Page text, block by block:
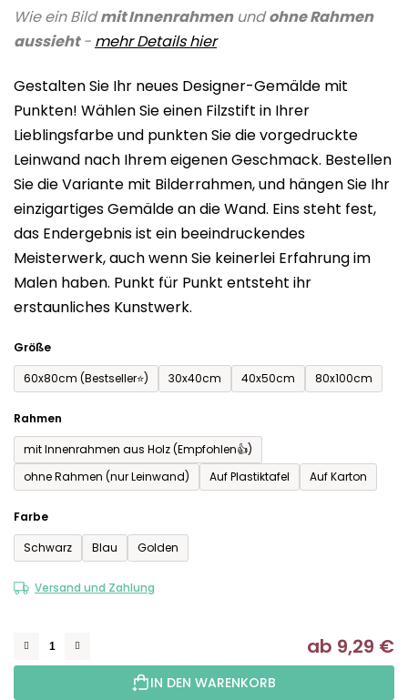
Wie ein Bildmit Innenrahmenundohne Rahmen
aussieht- mehr Detailshier
Gestalten Sie Ihr neues Designer-Gemälde mit
Punkten! Wählen Sie einen Filzstift in Ihrer
Lieblingsfarbe und punkten Sie die vorgedruckte
Leinwand nach Ihrem eigenen Geschmack. Bestellen
Sie die Variante mit Bilderrahmen, und hängen Sie Ihr
einzigartiges Gemälde an die Wand. Eins steht fest,
das Endergebnis ist ein beeindruckendes
Meisterwerk, auch wenn Sie keinerlei Erfahrung im
Malen haben. Punkt für Punkt entsteht ihr
erstaunliches Kunstwerk.
Größe
60x80cm (Bestseller⭐)
30x40cm 40x50cm 80x100cm
Rahmen
mit Innenrahmen aus Holz (Empfohlen👍)
ohne Rahmen (nur Leinwand)
Auf Plastiktafel Auf Karton
Farbe
Schwarz
Blau Golden
Versand und Zahlung
ab 9,29 €
IN DEN WARENKORB
Produktbewertung
ist
von
5
Sternen.